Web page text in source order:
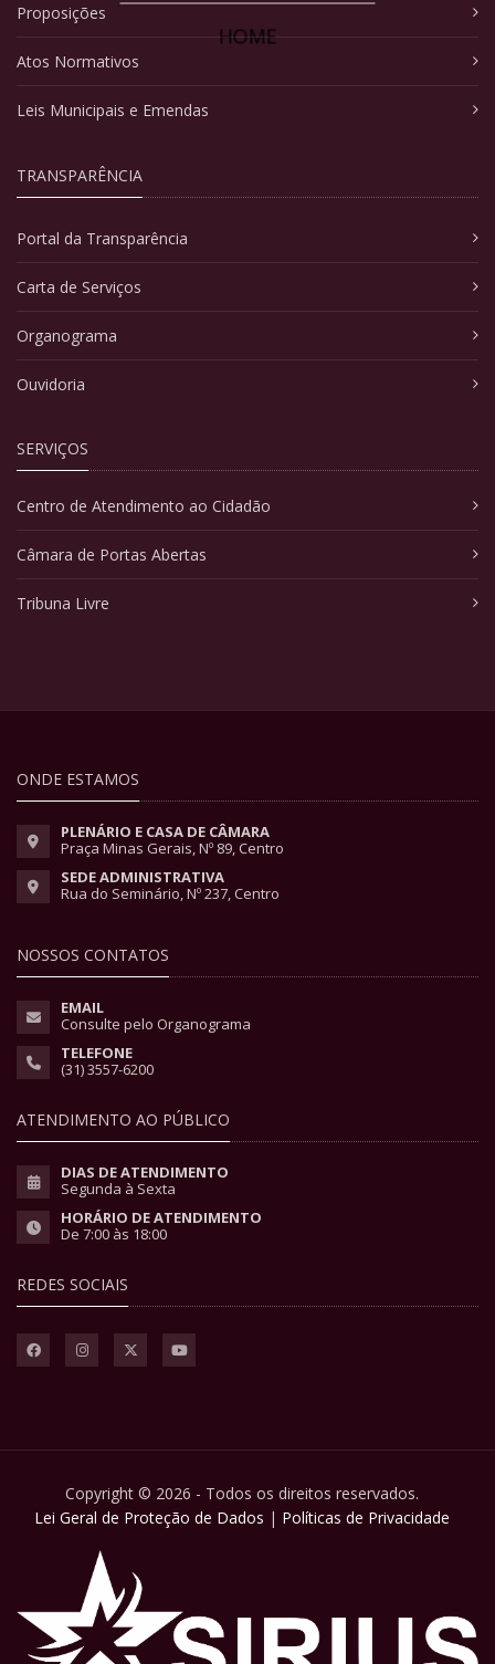
HOME
Proposições
Atos Normativos
Leis Municipais e Emendas
TRANSPARÊNCIA
Portal da Transparência
Carta de Serviços
Organograma
Ouvidoria
SERVIÇOS
Centro de Atendimento ao Cidadão
Câmara de Portas Abertas
Tribuna Livre
ONDE ESTAMOS
PLENÁRIO E CASA DE CÂMARA
Praça Minas Gerais, Nº 89, Centro
SEDE ADMINISTRATIVA
Rua do Seminário, Nº 237, Centro
NOSSOS CONTATOS
EMAIL
Consulte pelo Organograma
TELEFONE
(31) 3557-6200
ATENDIMENTO AO PÚBLICO
DIAS DE ATENDIMENTO
Segunda à Sexta
HORÁRIO DE ATENDIMENTO
De 7:00 às 18:00
REDES SOCIAIS
Copyright © 2026 - Todos os direitos reservados.
Lei Geral de Proteção de Dados | Políticas de Privacidade